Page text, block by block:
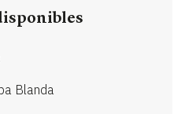
Blanda